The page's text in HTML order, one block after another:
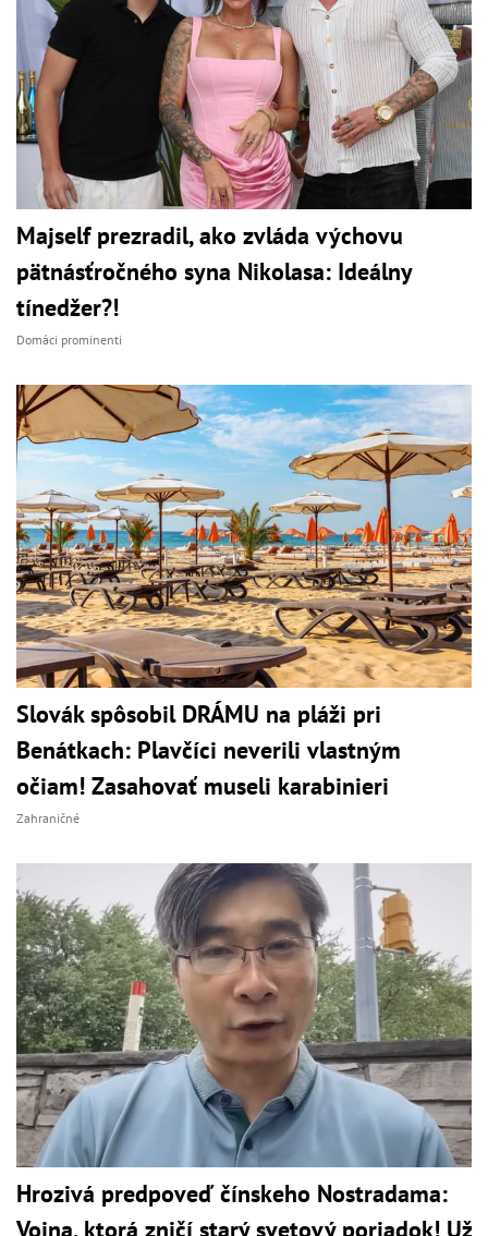
Majself prezradil, ako zvláda výchovu
pätnásťročného syna Nikolasa: Ideálny
tínedžer?!
Domáci prominenti
Slovák spôsobil DRÁMU na pláži pri
Benátkach: Plavčíci neverili vlastným
očiam! Zasahovať museli karabinieri
Zahraničné
Hrozivá predpoveď čínskeho Nostradama:
Vojna, ktorá zničí starý svetový poriadok! Už